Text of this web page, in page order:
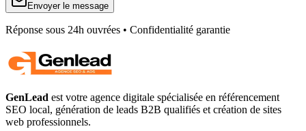
Envoyer le message
Réponse sous 24h ouvrées • Confidentialité garantie
GenLead est votre agence digitale spécialisée en référencement
SEO local, génération de leads B2B qualifiés et création de sites
web professionnels.